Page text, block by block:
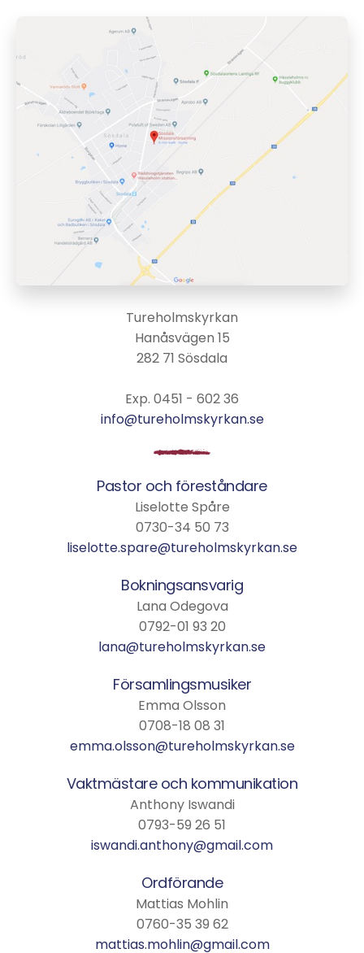
Tureholmskyrkan
Hanåsvägen 15
282 71 Sösdala
Exp. 0451 - 602 36
info@tureholmskyrkan.se
Pastor och föreståndare
Liselotte Spåre
0730-34 50 73
liselotte.spare@tureholmskyrkan.se
Bokningsansvarig
Lana Odegova
0792-01 93 20
lana@tureholmskyrkan.se
Församlingsmusiker
Emma Olsson
0708-18 08 31
emma.olsson@tureholmskyrkan.se
Vaktmästare och kommunikation
Anthony Iswandi
0793-59 26 51
iswandi.anthony@gmail.com
Ordförande
Mattias Mohlin
0760-35 39 62
mattias.mohlin@gmail.com